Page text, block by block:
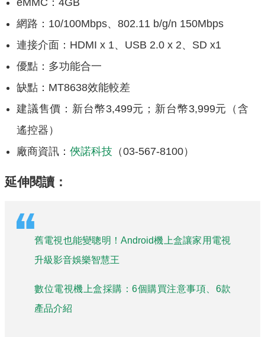
eMMC：4GB
網路：10/100Mbps、802.11 b/g/n 150Mbps
連接介面：HDMI x 1、USB 2.0 x 2、SD x1
優點：多功能合一
缺點：MT8638效能較差
建議售價：新台幣3,499元；新台幣3,999元（含
遙控器）
廠商資訊： 俠諾科技 （03-567-8100）
延伸閱讀：
舊電視也能變聰明！Android機上盒讓家用電視
升級影音娛樂智慧王
數位電視機上盒採購：6個購買注意事項、6款
產品介紹